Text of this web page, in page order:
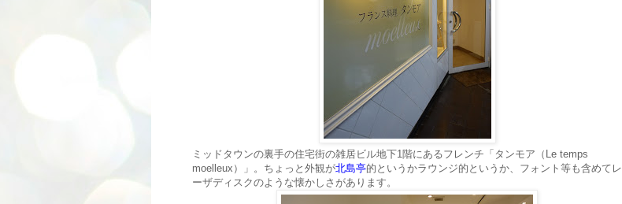
ミッドタウンの裏手の住宅街の雑居ビル地下1階にあるフレンチ「タンモア（Le temps
moelleux）」。ちょっと外観が北島亭的というかラウンジ的というか、フォント等も含めてレ
ーザディスクのような懐かしさがあります。